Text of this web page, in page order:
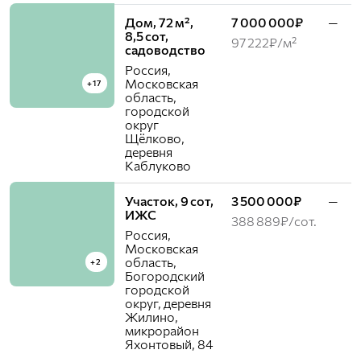
+17
Дом, 72 м²,
8,5 сот,
садоводство
Россия,
Московская
область,
городской
округ
Щёлково,
деревня
Каблуково
7 000 000₽
97 222₽/м²
—
+2
Участок, 9 сот,
ИЖС
Россия,
Московская
область,
Богородский
городской
округ, деревня
Жилино,
микрорайон
Яхонтовый, 84
3 500 000₽
388 889₽/сот.
—